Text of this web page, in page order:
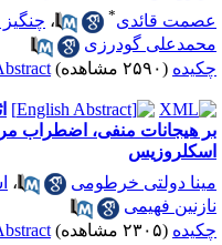
قائدی
،چنگیز
گودرزی
(۲۵۹۰ مشاهده) Abstract |
هیجانات منفی، اضطراب مرگ
دولتی خرطومی
،
فهیمی
(۲۳۰۵ مشاهده) Abstract |